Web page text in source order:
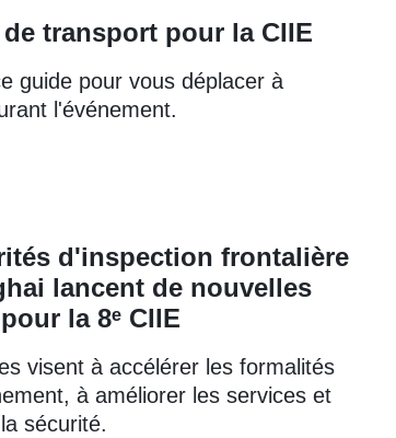
transport pour la CIIE
guide pour vous déplacer à
l'événement.
d'inspection frontalière
lancent de nouvelles
la 8ᵉ CIIE
visent à accélérer les formalités
à améliorer les services et
sécurité.